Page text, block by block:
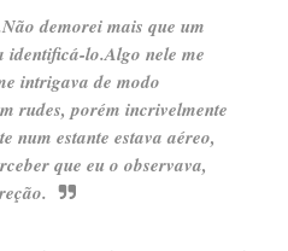
demorei mais que um
identificá-lo.Algo nele me
intrigava de modo
rudes, porém incrivelmente
num estante estava aéreo,
que eu o observava,